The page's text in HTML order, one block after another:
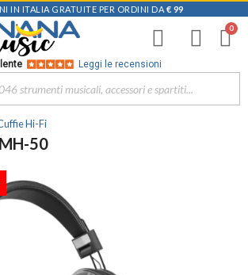
IN ITALIA GRATUITE PER ORDINI DA € 99
Leggi le recensioni
Hi-Fi
50